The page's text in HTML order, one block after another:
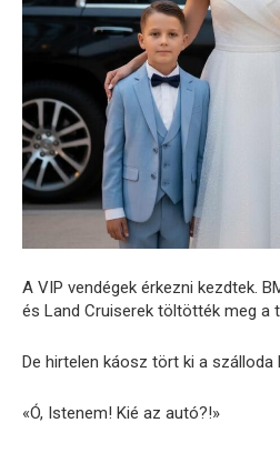
A VIP vendégek érkezni kezdtek.
és Land Cruiserek töltötték meg a
De hirtelen káosz tört ki a szálloda
«Ó, Istenem! Kié az autó?!»